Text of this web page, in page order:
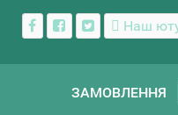
Наш
ЗАМОВЛЕННЯ